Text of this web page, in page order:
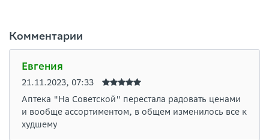
Комментарии
Евгения
21.11.2023, 07:33
Аптека "На Советской" перестала радовать ценами
и вообще ассортиментом, в общем изменилось все к
худшему